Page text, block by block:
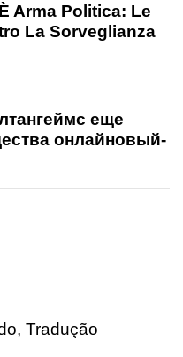
Arma Politica: Le
La Sorveglianza
еще
онлайновый-
Tradução